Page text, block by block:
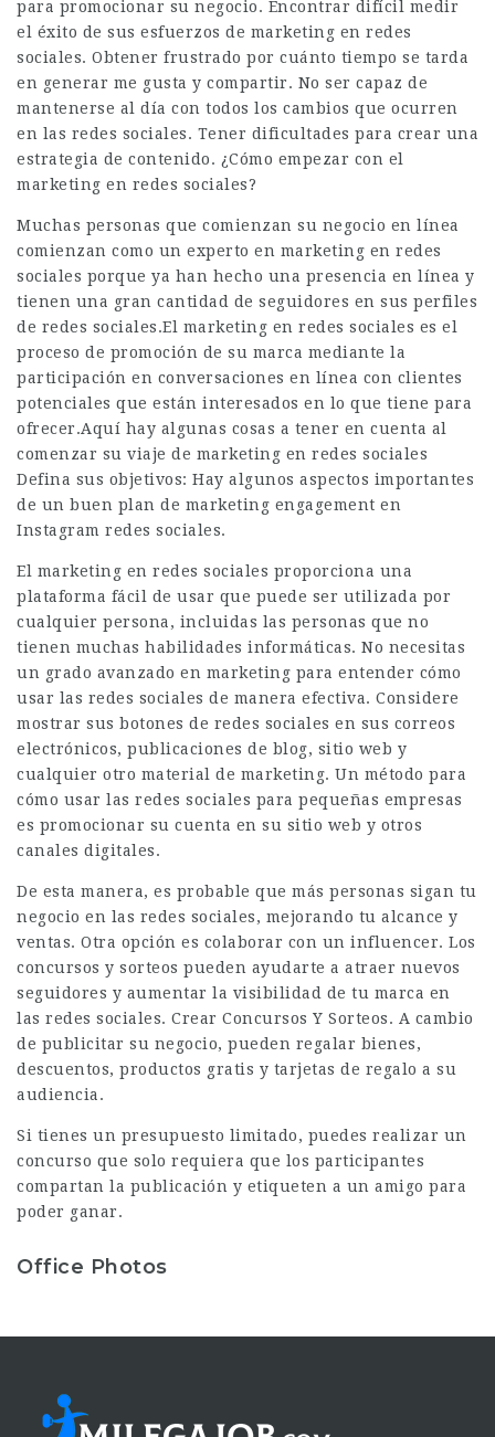
para promocionar su negocio. Encontrar difícil medir
el éxito de sus esfuerzos de marketing en redes
sociales. Obtener frustrado por cuánto tiempo se tarda
en generar me gusta y compartir. No ser capaz de
mantenerse al día con todos los cambios que ocurren
en las redes sociales. Tener dificultades para crear una
estrategia de contenido. ¿Cómo empezar con el
marketing en redes sociales?
Muchas personas que comienzan su negocio en línea
comienzan como un experto en marketing en redes
sociales porque ya han hecho una presencia en línea y
tienen una gran cantidad de seguidores en sus perfiles
de redes sociales.El marketing en redes sociales es el
proceso de promoción de su marca mediante la
participación en conversaciones en línea con clientes
potenciales que están interesados en lo que tiene para
ofrecer.Aquí hay algunas cosas a tener en cuenta al
comenzar su viaje de marketing en redes sociales
Defina sus objetivos: Hay algunos aspectos importantes
de un buen plan de marketing engagement en
Instagram redes sociales.
El marketing en redes sociales proporciona una
plataforma fácil de usar que puede ser utilizada por
cualquier persona, incluidas las personas que no
tienen muchas habilidades informáticas. No necesitas
un grado avanzado en marketing para entender cómo
usar las redes sociales de manera efectiva. Considere
mostrar sus botones de redes sociales en sus correos
electrónicos, publicaciones de blog, sitio web y
cualquier otro material de marketing. Un método para
cómo usar las redes sociales para pequeñas empresas
es promocionar su cuenta en su sitio web y otros
canales digitales.
De esta manera, es probable que más personas sigan tu
negocio en las redes sociales, mejorando tu alcance y
ventas. Otra opción es colaborar con un influencer. Los
concursos y sorteos pueden ayudarte a atraer nuevos
seguidores y aumentar la visibilidad de tu marca en
las redes sociales. Crear Concursos Y Sorteos. A cambio
de publicitar su negocio, pueden regalar bienes,
descuentos, productos gratis y tarjetas de regalo a su
audiencia.
Si tienes un presupuesto limitado, puedes realizar un
concurso que solo requiera que los participantes
compartan la publicación y etiqueten a un amigo para
poder ganar.
Office Photos